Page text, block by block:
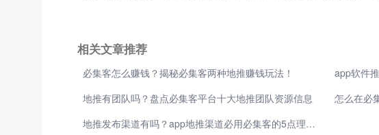
相关文章推荐
必集客怎么赚钱？揭秘必集客两种地推赚钱玩法！
app软件
地推有团队吗？盘点必集客平台十大地推团队资源信息
地推发布渠道有吗？app地推渠道必用必集客的5点理由！